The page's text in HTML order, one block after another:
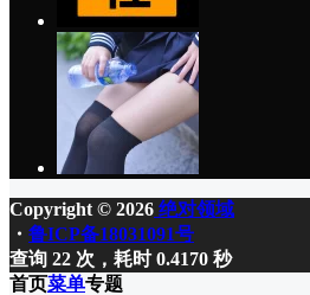
Copyright © 2026 绝对领域
・ 鲁ICP备18031091号
查询 22 次，耗时 0.4170 秒
首页菜单专题